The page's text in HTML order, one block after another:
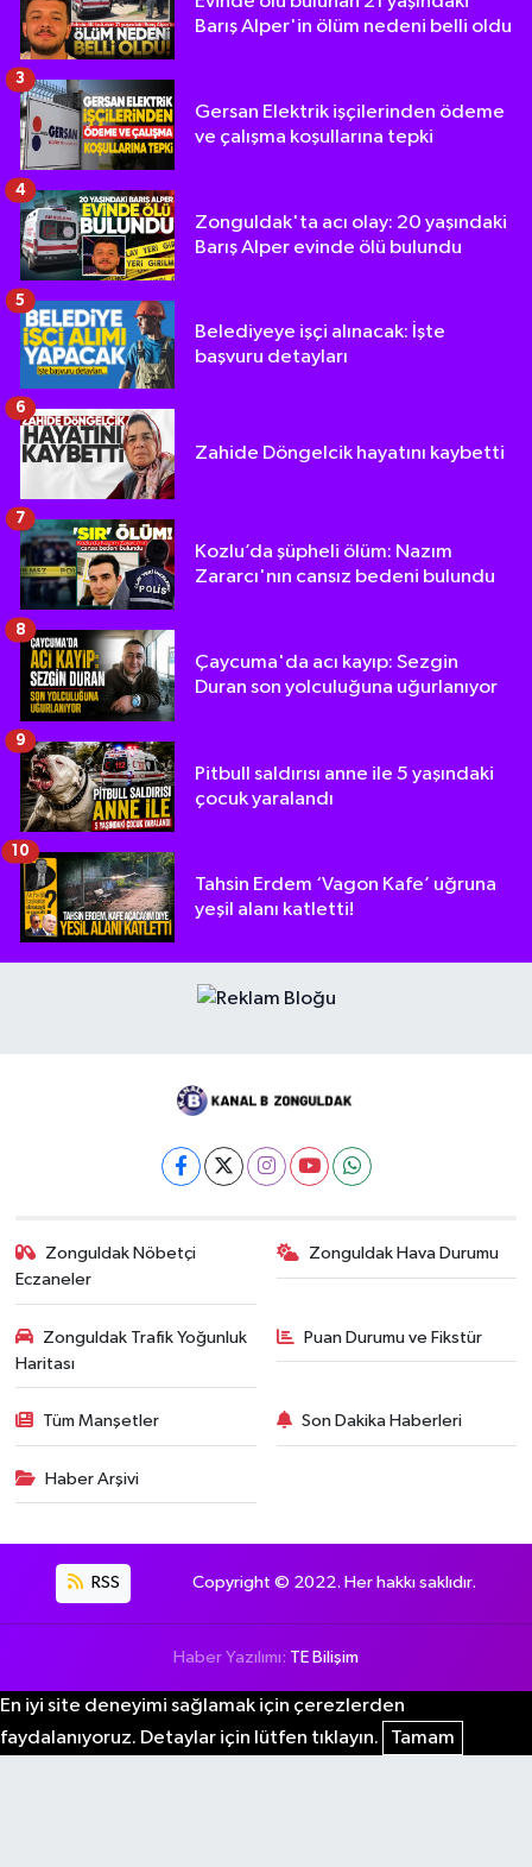
Barış Alper'in ölüm nedeni belli oldu
Gersan Elektrik işçilerinden ödeme
ve çalışma koşullarına tepki
3
Zonguldak'ta acı olay: 20 yaşındaki
Barış Alper evinde ölü bulundu
4
Belediyeye işçi alınacak: İşte
başvuru detayları
5
Zahide Döngelcik hayatını kaybetti
6
Kozlu’da şüpheli ölüm: Nazım
Zararcı'nın cansız bedeni bulundu
7
Çaycuma'da acı kayıp: Sezgin
Duran son yolculuğuna uğurlanıyor
8
Pitbull saldırısı anne ile 5 yaşındaki
çocuk yaralandı
9
Tahsin Erdem ‘Vagon Kafe’ uğruna
yeşil alanı katletti!
10
Zonguldak Nöbetçi
Eczaneler
Zonguldak Hava Durumu
Zonguldak Trafik Yoğunluk
Haritası
Puan Durumu ve Fikstür
Tüm Manşetler Son Dakika Haberleri
Haber Arşivi
RSS Copyright © 2022. Her hakkı saklıdır.
Haber Yazılımı: TE Bilişim
En iyi site deneyimi sağlamak için çerezlerden
faydalanıyoruz. Detaylar için lütfen tıklayın.
Tamam